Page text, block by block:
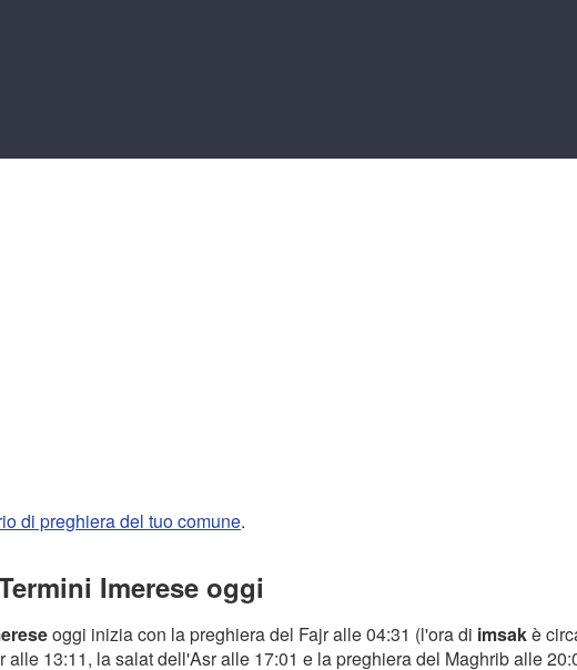
di preghiera del tuo comune.
Imerese oggi
oggi inizia con la preghiera del Fajr alle 04:31 (l'ora di imsakè
13:11, la salat dell'Asr alle 17:01 e la preghiera del Maghrib alle